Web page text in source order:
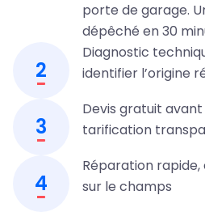
porte de garage.
dépêché en 30
2
Diagnostic
identifier l’origine
3
Devis gratuit
tarification
4
Réparation
sur le champs